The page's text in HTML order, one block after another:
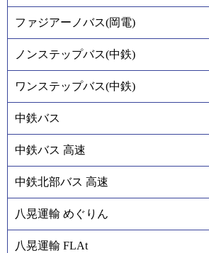
ファジアーノバス(岡電)
ノンステップバス(中鉄)
ワンステップバス(中鉄)
中鉄バス
中鉄バス 高速
中鉄北部バス 高速
八晃運輸 めぐりん
八晃運輸 FLAt